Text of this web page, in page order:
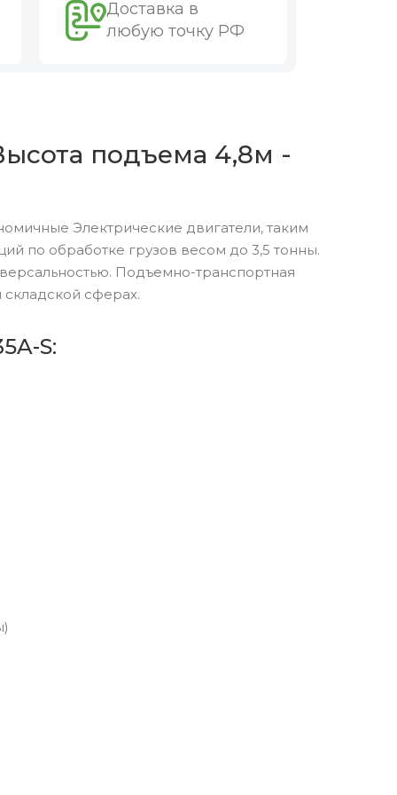
Доставка в
любую точку РФ
подъема 4,8м -
Электрические двигатели, таким
по обработке грузов весом до 3,5 тонны.
Подъемно-транспортная
сферах.
S: